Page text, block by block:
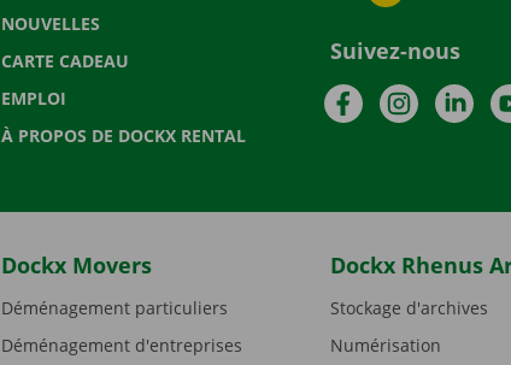
NOUVELLES
CARTE CADEAU
EMPLOI
À PROPOS DE DOCKX RENTAL
Suivez-nous
FacebookInstagram
Dockx Movers
Déménagement particuliers
Déménagement d'entreprises
Dockx Rhenus
Stockage d'archives
Numérisation